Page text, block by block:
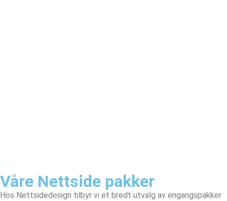
Våre Nettside pakker
Hos Nettsidedesign tilbyr vi et bredt utvalg av engangspakker